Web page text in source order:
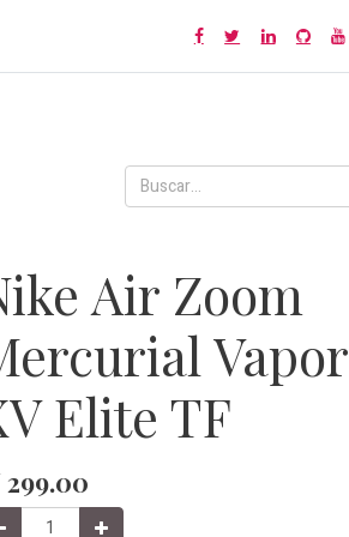
Air Zoom
Vapor
Elite TF
299.00